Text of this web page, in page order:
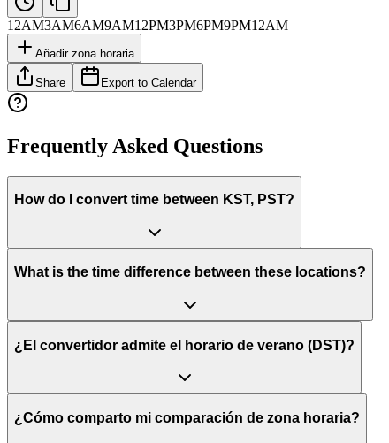
12AM3AM6AM9AM12PM3PM6PM9PM12AM
Añadir zona horaria
Share Export to Calendar
Frequently Asked Questions
How do I convert time between KST, PST?
What is the time difference between these locations?
¿El convertidor admite el horario de verano (DST)?
¿Cómo comparto mi comparación de zona horaria?